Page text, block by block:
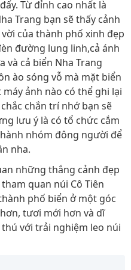
Từ đỉnh cao nhất là
Trang bạn sẽ thấy cảnh
của thành phố xinh đẹp
đường lung linh,cả ánh
và cả biển Nha Trang
ào sóng vỗ mà mặt biển
ảnh nào có thể ghi lại
chắn trí nhớ bạn sẽ
lưu ý là có tổ chức cắm
nhóm đông người để
nha.
những thắng cảnh đẹp
quan núi Cô Tiên
phố biển ở một góc
tươi mới hơn và dĩ
với trải nghiệm leo núi